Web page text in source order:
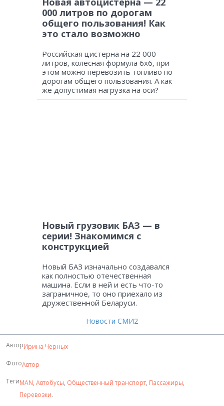
000 литров по дорогам
общего пользования! Как
это стало возможно
Российская цистерна на 22 000
литров, колесная формула 6х6, при
этом можно перевозить топливо по
дорогам общего пользования. А как
же допустимая нагрузка на оси?
Новый грузовик БАЗ — в
серии! Знакомимся с
конструкцией
Новый БАЗ изначально создавался
как полностью отечественная
машина. Если в ней и есть что-то
заграничное, то оно приехало из
дружественной Беларуси.
Новости СМИ2
АвторИрина Черных
ФотоАвтор
ТегиMAN, Автобусы, Общественный транспорт, Пассажиры,
Перевозки.